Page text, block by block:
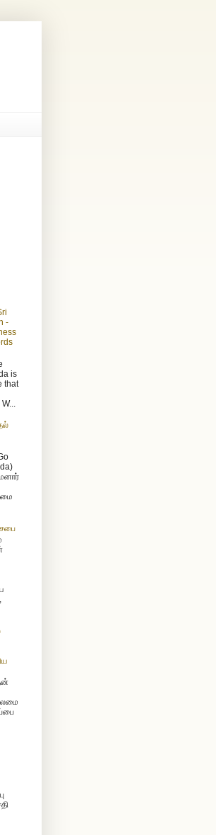
-
is
that
சபை